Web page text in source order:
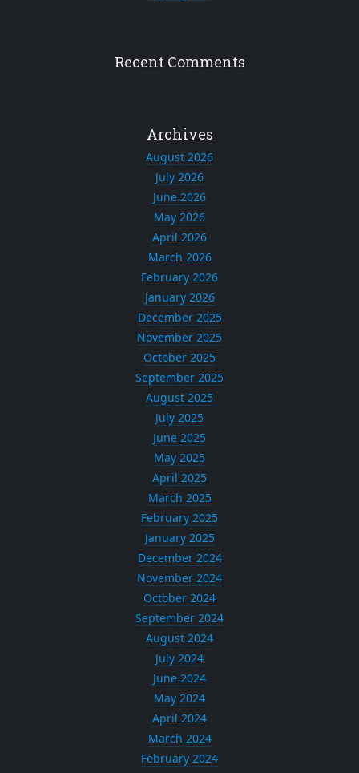
Recent Comments
Archives
August 2026
July 2026
June 2026
May 2026
April 2026
March 2026
February 2026
January 2026
December 2025
November 2025
October 2025
September 2025
August 2025
July 2025
June 2025
May 2025
April 2025
March 2025
February 2025
January 2025
December 2024
November 2024
October 2024
September 2024
August 2024
July 2024
June 2024
May 2024
April 2024
March 2024
February 2024